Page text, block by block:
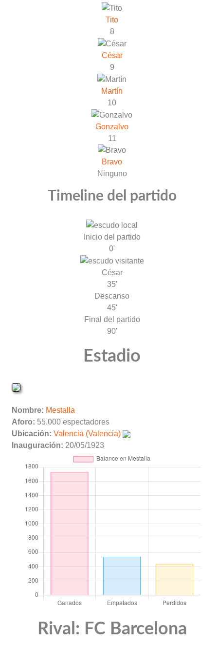
Tito
8
César
9
Martín
10
Gonzalvo
11
Bravo
Ninguno
Timeline del partido
Inicio del partido
0'
César
35'
Descanso
45'
Final del partido
90'
Estadio
Nombre: Mestalla
Aforo: 55.000 espectadores
Ubicación: Valencia (Valencia)
Inauguración: 20/05/1923
Rival: FC Barcelona